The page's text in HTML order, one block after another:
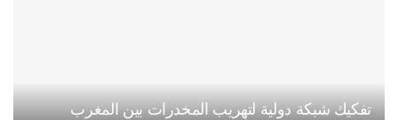
تفكيك شبكة دولية لتهريب المخدرات بين المغرب